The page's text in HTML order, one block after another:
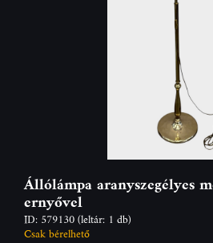
Állólámpa aranyszegélyes
ernyővel
ID: 579130(leltár: 1 db)
Csak bérelhető